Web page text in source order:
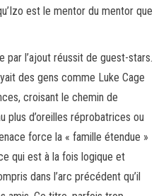
est le mentor du mentor que
l’ajout réussit de guest-stars.
des gens comme Luke Cage
croisant le chemin de
plus d’oreilles réprobatrices ou
force la « famille étendue »
qui est à la fois logique et
dans l’arc précédent qu’il